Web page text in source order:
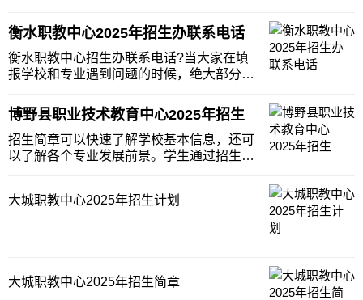
扶持，对职业学校有很大的补助政策，因此
上职业学校的费用相对来说都不是很高。下
面小编为大家整理了关于博野县职业技术教
育中心的收费
衡水职教中心2025年招生办联系电话
衡水职教中心招生办联系电话?当大家在填
报学校和专业遇到问题的时候，绝大部分的
老师打电话了解一些详细的信息。今天小编
就为大家带来了衡水职教中心的招办电话，
供大家使用。衡水职教中心招生办电话：见
右侧在线客服
博野县职业技术教育中心2025年招生
招生简章可以快速了解学校基本信息，还可
以了解各个专业发展前景。学生通过招生简
时间，将不同学校招生简章进行横向对比，
大城职教中心2025年招生计划
大城职教中心2025年招生简章